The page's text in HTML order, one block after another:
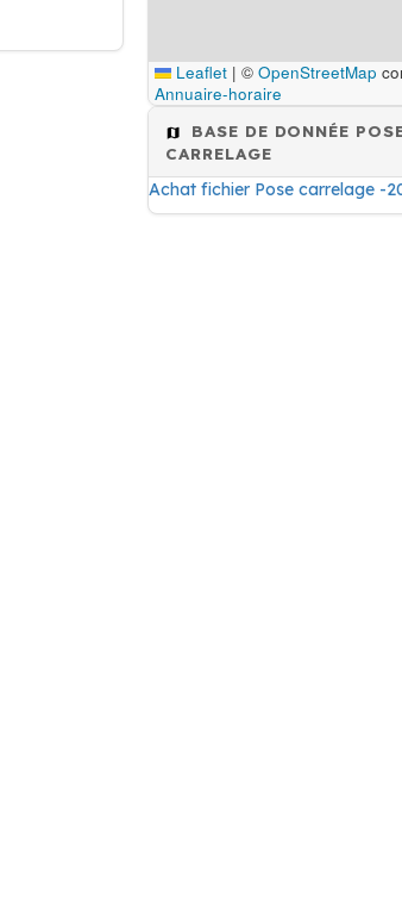
Leaflet | © OpenStreetMap
Annuaire-horaire
BASE DE DONNÉE
CARRELAGE
Achat fichier Pose carrelage -